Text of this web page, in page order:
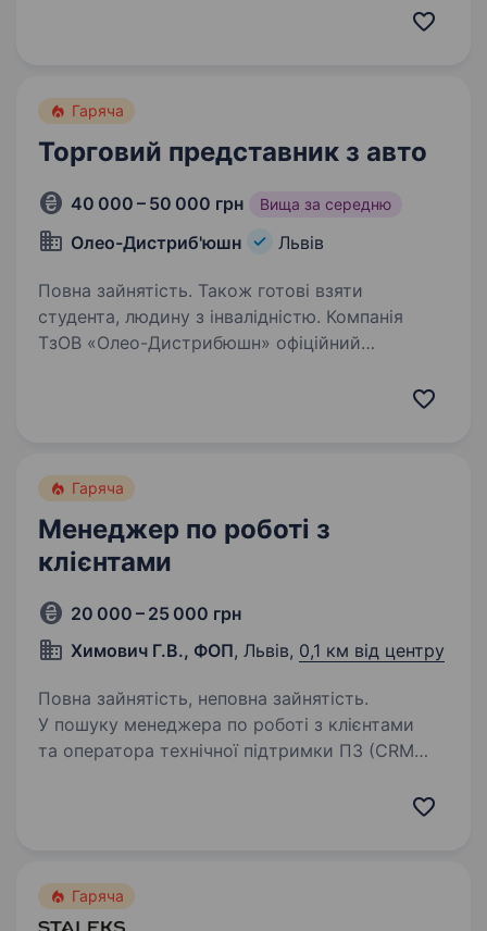
стильні меблі, які не потребують додаткового
Гаряча
Торговий представник з авто
40 000 – 50 000 грн Вища за середню
Олео-Дистриб'юшн Львів
Повна зайнятість. Також готові взяти
студента, людину з інвалідністю. Компанія
ТзОВ «Олео-Дистрибюшн» офіційний
торгових…
Гаряча
Менеджер по роботі з
клієнтами
20 000 – 25 000 грн
Химович Г.В., ФОП, Львів, 0,1 км від центру
Повна зайнятість, неповна зайнятість.
У пошуку менеджера по роботі з клієнтами
та оператора технічної підтримки ПЗ (CRM
Гаряча